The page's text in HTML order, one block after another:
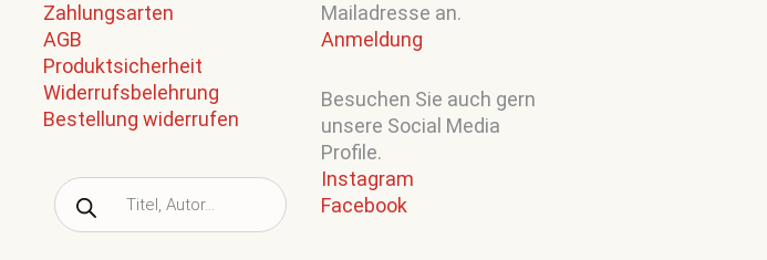
Zahlungsarten
AGB
Produktsicherheit
Widerrufsbelehrung
Bestellung widerrufen
Products
search
Mailadresse an.
Anmeldung
Besuchen Sie auch gern
unsere Social Media
Profile.
Instagram
Facebook